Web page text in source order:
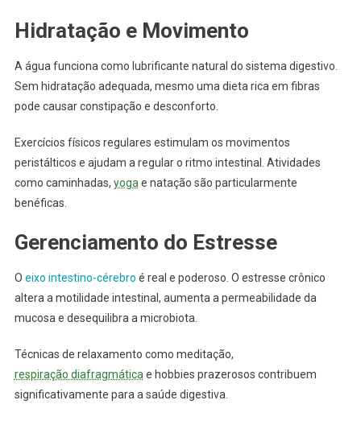
Hidratação e Movimento
A água funciona como lubrificante natural do sistema digestivo.
Sem hidratação adequada, mesmo uma dieta rica em fibras
pode causar constipação e desconforto.
Exercícios físicos regulares estimulam os movimentos
peristálticos e ajudam a regular o ritmo intestinal. Atividades
como caminhadas, yoga e natação são particularmente
benéficas.
Gerenciamento do Estresse
O eixo intestino-cérebro é real e poderoso. O estresse crônico
altera a motilidade intestinal, aumenta a permeabilidade da
mucosa e desequilibra a microbiota.
Técnicas de relaxamento como meditação,
respiração diafragmática e hobbies prazerosos contribuem
significativamente para a saúde digestiva.